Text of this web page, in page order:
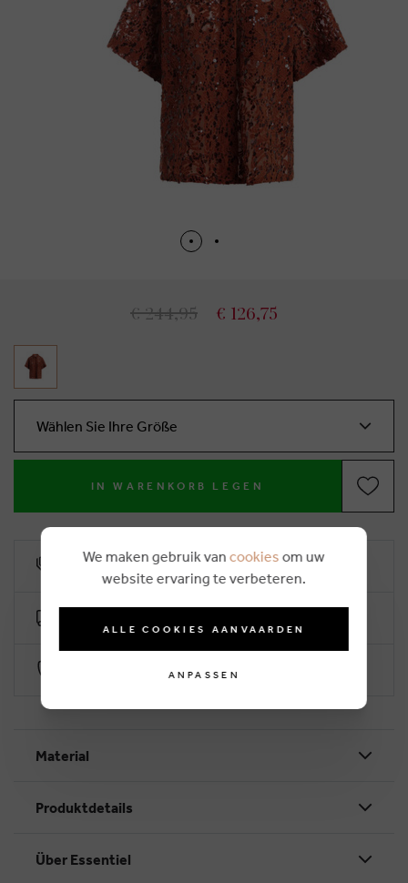
€ 244,95 € 126,75
Wählen Sie Ihre Größe
IN WARENKORB LEGEN
10% Treuerabatt
Sichere Zahlung durch Worldline
Material
Produktdetails
Über Essentiel
We maken gebruik van cookies om uw
website ervaring te verbeteren.
ALLE COOKIES AANVAARDEN
ANPASSEN